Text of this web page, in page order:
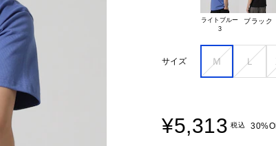
ライトブルー
3
ブラック
サイズ Ｍ Ｌ
¥5,313 税込